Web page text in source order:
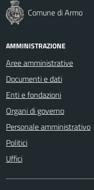
Comune di Armo
AMMINISTRAZIONE
Aree amministrative
Documenti e dati
Enti e fondazioni
Organi di governo
Personale amministrativo
Politici
Uffici